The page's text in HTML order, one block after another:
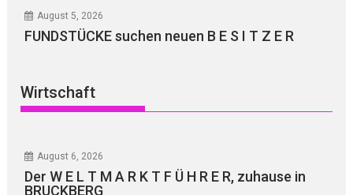
August 5, 2026
FUNDSTÜCKE suchen neuen B E S I T Z E R
Wirtschaft
August 6, 2026
Der W E L T M A R K T F Ü H R E R, zuhause in
BRUCKBERG